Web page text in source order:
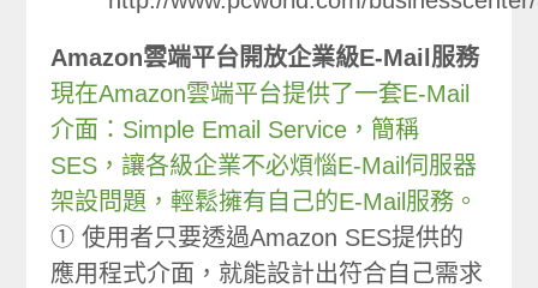
Amazon雲端平台開放企業級E-Mail服務
現在Amazon雲端平台提供了一套E-Mail
介面：Simple Email Service，簡稱
SES，讓各級企業不必煩惱E-Mail伺服器
架設問題，輕鬆擁有自己的E-Mail服務。
① 使用者只要透過Amazon SES提供的
應用程式介面，就能設計出符合自己需求